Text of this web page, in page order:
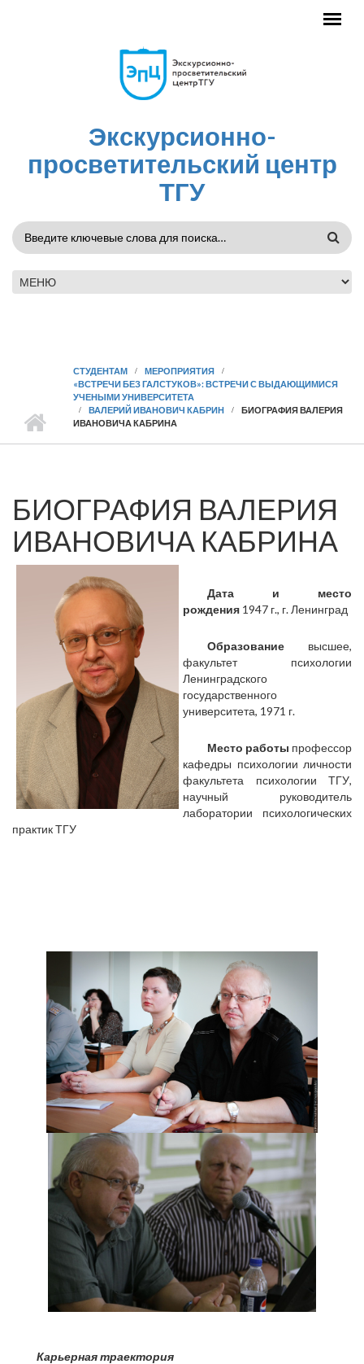
Экскурсионно-
просветительский центр
ТГУ
ФОРМА
ПОИСКА
СТУДЕНТАМ
МЕРОПРИЯТИЯ
«ВСТРЕЧИ БЕЗ ГАЛСТУКОВ»: ВСТРЕЧИ С ВЫДАЮЩИМИСЯ
УЧЕНЫМИ УНИВЕРСИТЕТА
ВАЛЕРИЙ ИВАНОВИЧ КАБРИН
БИОГРАФИЯ ВАЛЕРИЯ
ИВАНОВИЧА КАБРИНА
БИОГРАФИЯ ВАЛЕРИЯ
ИВАНОВИЧА КАБРИНА
Дата и место
рождения 1947 г., г. Ленинград
Образование высшее,
факультет психологии
Ленинградского
государственного
университета, 1971 г.
Место работы профессор
кафедры психологии личности
факультета психологии ТГУ,
научный руководитель
лаборатории психологических
практик ТГУ
Карьерная траектория